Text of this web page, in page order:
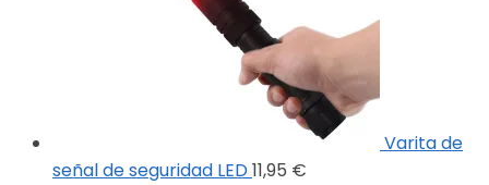
Varita de
señal de seguridad LED11,95 €